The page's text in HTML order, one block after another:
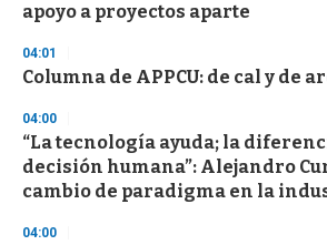
apoyo a proyectos aparte
04:01
Columna de APPCU: de cal y de
04:00
“La tecnología ayuda; la
decisión humana”: Alejandro
cambio de paradigma en la
04:00